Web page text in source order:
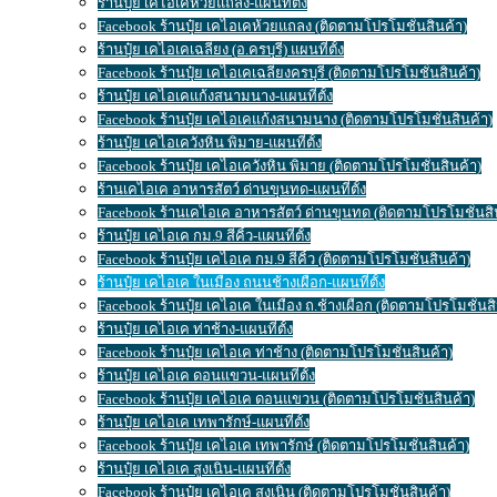
Facebook ร้านปุ๋ย เคไอเคห้วยแถลง (ติดตามโปรโมชั่นสินค้า)
ร้านปุ๋ย เคไอเคเฉลียง (อ.ครบุรี) แผนที่ตั้ง
Facebook ร้านปุ๋ย เคไอเคเฉลียงครบุรี (ติดตามโปรโมชั่นสินค้า)
ร้านปุ๋ย เคไอเคแก้งสนามนาง-แผนที่ตั้ง
Facebook ร้านปุ๋ย เคไอเคแก้งสนามนาง (ติดตามโปรโมชั่นสินค้า)
ร้านปุ๋ย เคไอเควังหิน พิมาย-แผนที่ตั้ง
Facebook ร้านปุ๋ย เคไอเควังหิน พิมาย (ติดตามโปรโมชั่นสินค้า)
ร้านเคไอเค อาหารสัตว์ ด่านขุนทด-แผนที่ตั้ง
Facebook ร้านเคไอเค อาหารสัตว์ ด่านขุนทด (ติดตามโปรโมชั่น
ร้านปุ๋ย เคไอเค กม.9 สีคิ้ว-แผนที่ตั้ง
Facebook ร้านปุ๋ย เคไอเค กม.9 สีคิ้ว (ติดตามโปรโมชั่นสินค้า)
ร้านปุ๋ย เคไอเค ในเมือง ถนนช้างเผือก-แผนที่ตั้ง
Facebook ร้านปุ๋ย เคไอเค ในเมือง ถ.ช้างเผือก (ติดตามโปรโมชั่น
ร้านปุ๋ย เคไอเค ท่าช้าง-แผนที่ตั้ง
Facebook ร้านปุ๋ย เคไอเค ท่าช้าง (ติดตามโปรโมชั่นสินค้า)
ร้านปุ๋ย เคไอเค ดอนแขวน-แผนที่ตั้ง
Facebook ร้านปุ๋ย เคไอเค ดอนแขวน (ติดตามโปรโมชั่นสินค้า)
ร้านปุ๋ย เคไอเค เทพารักษ์-แผนที่ตั้ง
Facebook ร้านปุ๋ย เคไอเค เทพารักษ์ (ติดตามโปรโมชั่นสินค้า)
ร้านปุ๋ย เคไอเค สูงเนิน-แผนที่ตั้ง
Facebook ร้านปุ๋ย เคไอเค สูงเนิน (ติดตามโปรโมชั่นสินค้า)